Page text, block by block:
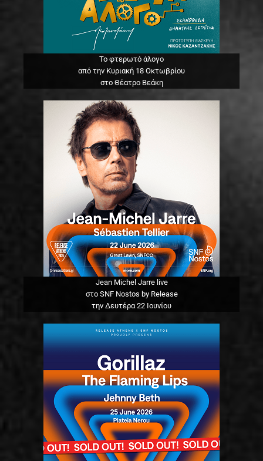
Το φτερωτό άλογο
από την Κυριακή 18 Οκτωβρίου
στο Θέατρο Βεάκη
Jean Michel Jarre live
στο SNF Nostos by Release
την Δευτέρα 22 Ιουνίου